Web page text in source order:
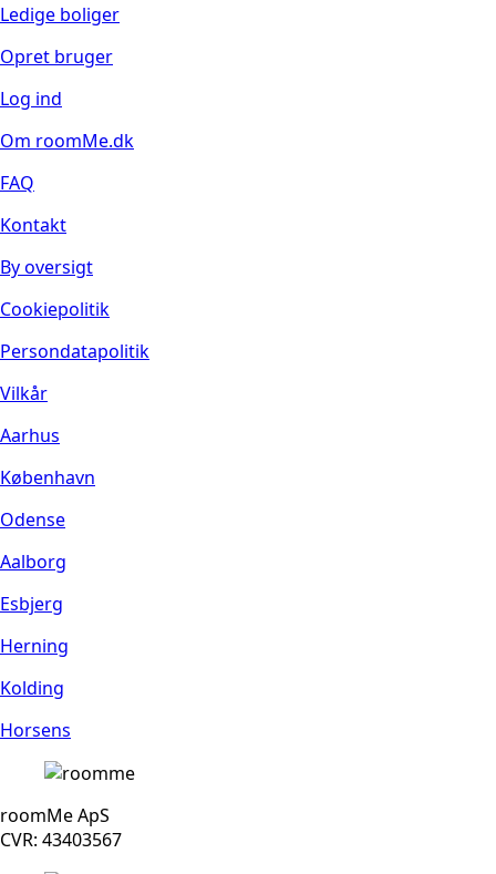
Ledige boliger
Opret bruger
Log ind
Om roomMe.dk
FAQ
Kontakt
By oversigt
Cookiepolitik
Persondatapolitik
Vilkår
Aarhus
København
Odense
Aalborg
Esbjerg
Herning
Kolding
Horsens
roomMe ApS
CVR: 43403567